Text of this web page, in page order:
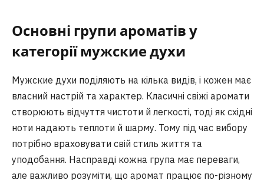
Основні групи ароматів у
категорії мужские духи
Мужские духи поділяють на кілька видів, і кожен має
власний настрій та характер. Класичні свіжі аромати
створюють відчуття чистоти й легкості, тоді як східні
ноти надають теплоти й шарму. Тому під час вибору
потрібно враховувати свій стиль життя та
уподобання. Насправді кожна група має переваги,
але важливо розуміти, що аромат працює по-різному